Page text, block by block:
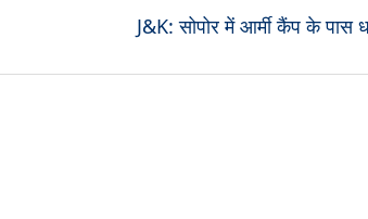
J&K: सोपोर में आर्मी कैंप के पास